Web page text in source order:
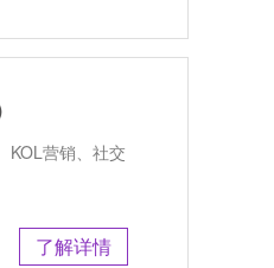
KOL营销、社交
了解详情